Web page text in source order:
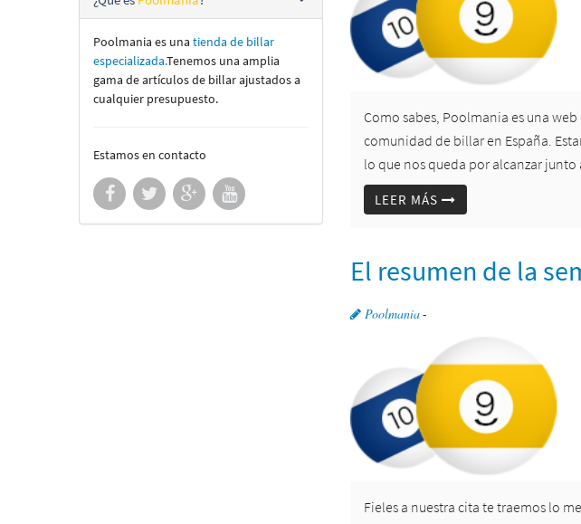
Poolmania es una tienda de billar
especializada.Tenemos una amplia
gama de artí­culos de billar ajustados a
cualquier presupuesto.
Estamos en contacto
Como sabes, Poolmania es una
comunidad de billar en España.
lo que nos queda por alcanzar junto
LEER MÁS
El resumen de la
Poolmania-
Fieles a nuestra cita te traemos lo